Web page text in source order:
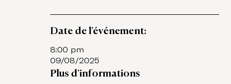
Date de l'événement:
8:00 pm
09/08/2025
Plus d'informations